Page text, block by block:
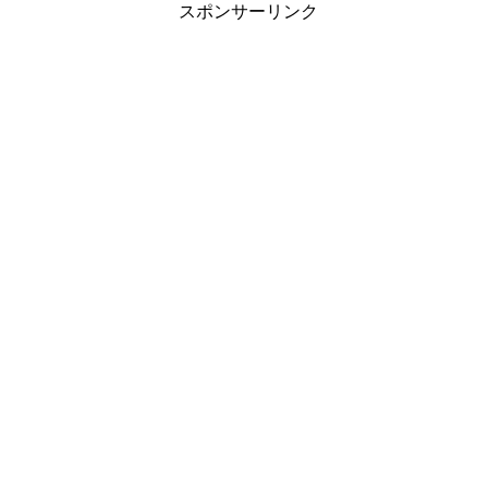
スポンサーリンク